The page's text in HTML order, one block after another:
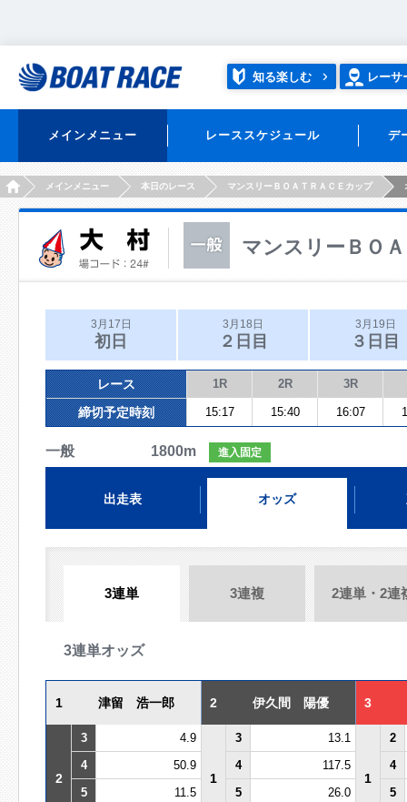
知る楽しむ レーサ
メインメニュー レーススケジュール デ
HOMEメインメニュー 本日のレース マンスリーＢＯＡＴＲＡＣＥカップ
マンスリーＢＯ
3月17日
初日
3月18日
２日目
3月19日
３日目
レース 1R 2R 3R
締切予定時刻 15:17 15:40 16:07
一般 1800m 進入固定
出走表 オッズ
3連単 3連複 2連単・2連
3連単オッズ
1 津留 浩一郎 2 伊久間 陽優 3
2
3 4.9
1
3 13.1
1
2
4
50.9 4 117.5
4
5
11.5 5 26.0
5